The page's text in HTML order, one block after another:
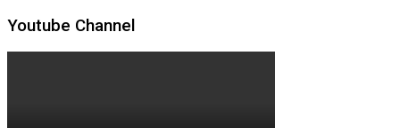
Youtube Channel